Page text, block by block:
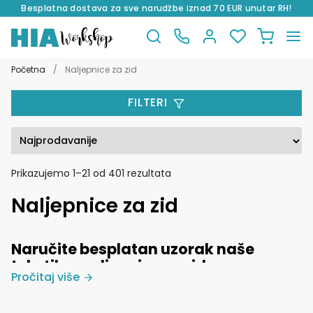
Besplatna dostava za sve narudžbe iznad 70 EUR unutar RH!
na
do
Početna / Naljepnice za zid
Prikazujemo 1–21 od 401 rezultata
popularnosti
Naljepnice za zid
Naručite besplatan uzorak naše
tekstilne naljepnice za zid
Naljepnice za zid
Pročitaj više
FILTERI